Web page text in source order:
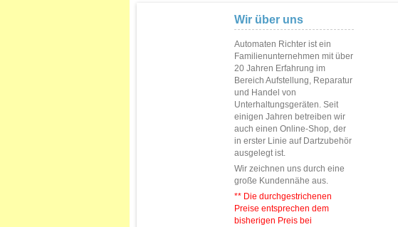
Wir über uns
Automaten Richter ist ein
Familienunternehmen mit über
20 Jahren Erfahrung im
Bereich Aufstellung, Reparatur
und Handel von
Unterhaltungsgeräten. Seit
einigen Jahren betreiben wir
auch einen Online-Shop, der
in erster Linie auf Dartzubehör
ausgelegt ist.
Wir zeichnen uns durch eine
große Kundennähe aus.
** Die durchgestrichenen
Preise entsprechen dem
bisherigen Preis bei